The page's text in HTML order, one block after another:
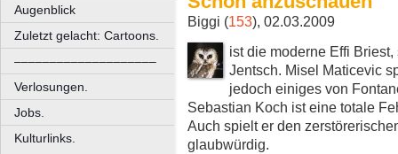
Augenblick
Zuletzt gelacht: Cartoons.
––––––––––––––––––––
Verlosungen.
Jobs.
Kulturlinks.
Biggi (153), 02.03.2009
ist die moderne Effi
Jentsch. Misel Maticevic
jedoch einiges von
Sebastian Koch ist eine totale
Auch spielt er den
glaubwürdig.